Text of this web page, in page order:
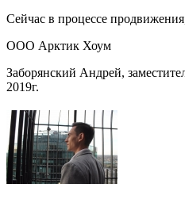
Сейчас в процессе
ООО Арктик Хоум
Заборянский Андрей,
2019г.